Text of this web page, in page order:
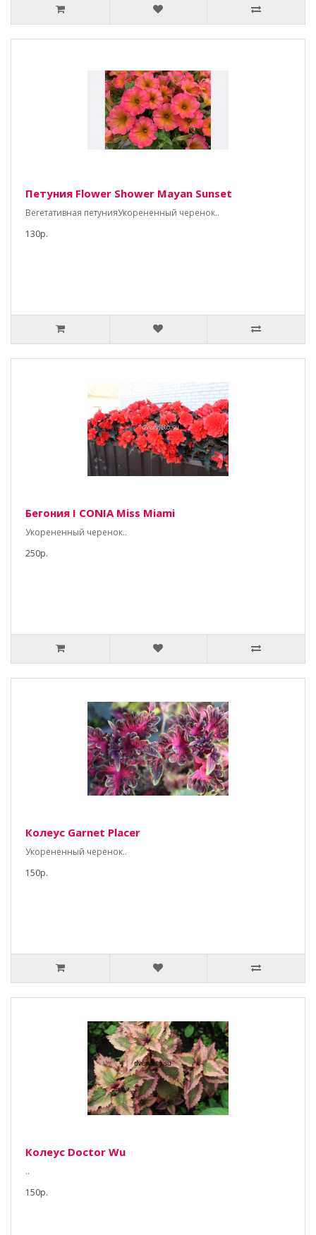
Петуния Flower Shower Mayan Sunset
Вегетативная петунияУкорененный черенок..
130р.
Бегония I CONIA Miss Miami
Укорененный черенок..
250р.
Колеус Garnet Placer
Укорененный черенок..
150р.
Колеус Doctor Wu
..
150р.